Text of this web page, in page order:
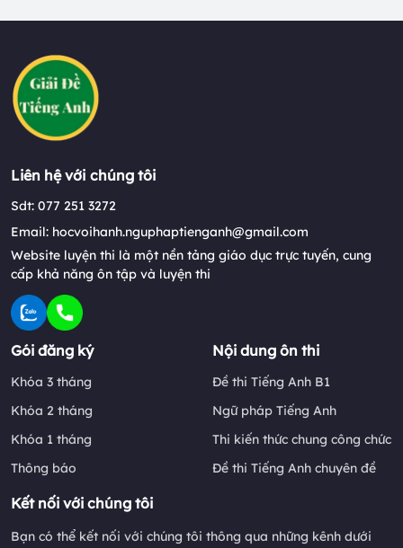
Liên hệ với chúng tôi
Sdt: 077 251 3272
Email: hocvoihanh.nguphaptienganh@gmail.com
Website luyện thi là một nền tảng giáo dục trực tuyến, cung
cấp khả năng ôn tập và luyện thi
Gói đăng ký
Khóa 3 tháng
Khóa 2 tháng
Khóa 1 tháng
Thông báo
Nội dung ôn thi
Đề thi Tiếng Anh B1
Ngữ pháp Tiếng Anh
Thi kiến thức chung công chức
Đề thi Tiếng Anh chuyên đề
Kết nối với chúng tôi
Bạn có thể kết nối với chúng tôi thông qua những kênh dưới